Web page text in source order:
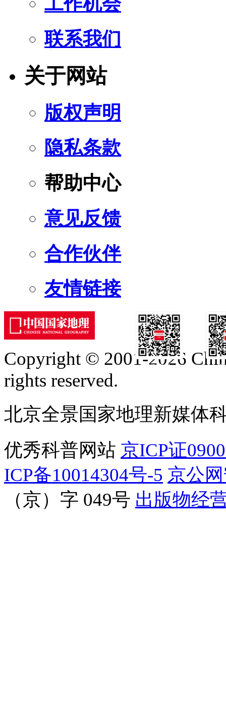
联系我们
关于网站
版权声明
隐私条款
帮助中心
意见反馈
合作伙伴
友情链接
订阅号
Copyright © 2001-2026
rights reserved.
北京全景国家地理新媒体
优秀科普网站 京ICP证
ICP备10014304号-5 京公
（京）字 049号 出版物经